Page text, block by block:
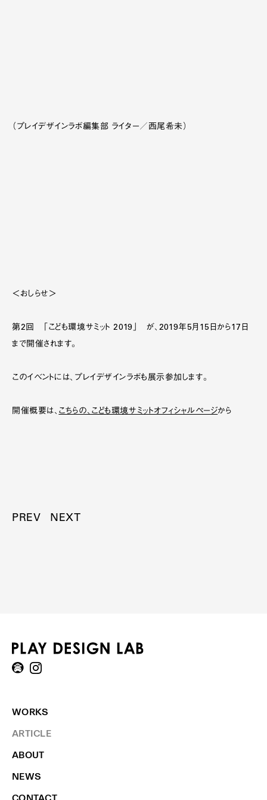
（プレイデザインラボ編集部 ライター／西尾希未）
＜おしらせ＞
第2回 「こども環境サミット 2019」 が、2019年5月15日から17日
まで開催されます。
このイベントには、プレイデザインラボも展示参加します。
開催概要は、 こちらの、こども環境サミットオフィシャルページから
PREV NEXT
WORKS
ARTICLE
ABOUT
NEWS